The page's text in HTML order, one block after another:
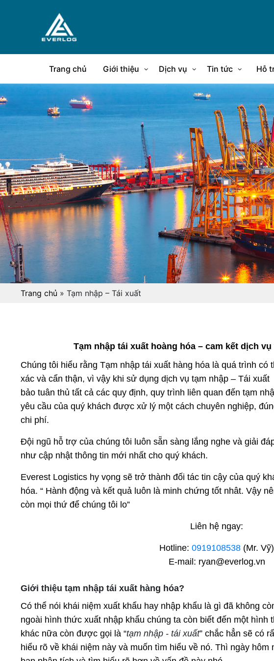
Trang chủ Giới thiệu Dịch vụ Tin tức Hỗ
Trang chủ » Tạm nhập – Tái xuất
Tạm nhập tái xuất hoàng hóa – cam kết dịch
Chúng tôi hiểu rằng Tạm nhập tái xuất hàng hóa là quá trình
xác và cẩn thận, vì vậy khi sử dụng dịch vụ tạm nhập – Tái xuất
bảo tuân thủ tất cả các quy định, quy trình liên quan đến tạm
yêu cầu của quý khách được xử lý một cách chuyên nghiệp,
chi phí.
Đội ngũ hỗ trợ của chúng tôi luôn sẵn sàng lắng nghe và giải
như cập nhật thông tin mới nhất cho quý khách.
Everest Logistics hy vọng sẽ trở thành đối tác tin cậy của quý
hóa. “ Hành động và kết quả luôn là minh chứng tốt nhât. Vậy
còn mọi thứ để chúng tôi lo”
Liên hệ ngay:
Hotline: 0919108538 (Mr. Vỹ)
E-mail: ryan@everlog.vn
Giới thiệu tạm nhập tái xuất hàng hóa?
Có thể nói khái niệm xuất khẩu hay nhập khẩu là gì đã không
ngoài hình thức xuất nhập khẩu chúng ta còn biết đến một hình
khác nữa còn được gọi là “tạm nhập - tái xuất” chắc hẳn sẽ có
hiểu rõ về khái niệm này và muốn tìm hiểu về nó. Thì ngày hôm